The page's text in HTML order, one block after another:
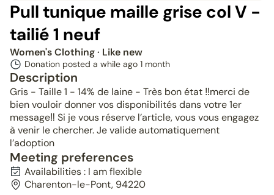
Pull tunique maille grise col V -
tailié 1 neuf
Women's Clothing· Like new
Donation posted a while ago 1 month
Description
Gris - Taille 1 - 14% de laine - Très bon état ‼️merci de
bien vouloir donner vos disponibilités dans votre 1er
message‼️ Si je vous réserve l’article, vous vous engagez
à venir le chercher. Je valide automatiquement
l’adoption
Meeting preferences
Availabilities : I am flexible
Charenton-le-Pont, 94220